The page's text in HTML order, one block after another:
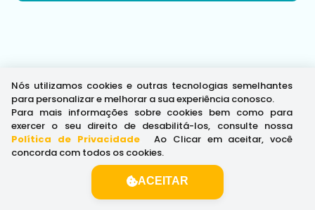
Nós utilizamos cookies e outras tecnologias semelhantes
para personalizar e melhorar a sua experiência conosco.
Para mais informações sobre cookies bem como para
exercer o seu direito de desabilitá-los, consulte nossa
Política de Privacidade.
Ao Clicar em aceitar, você
concorda com todos os cookies.
ACEITAR